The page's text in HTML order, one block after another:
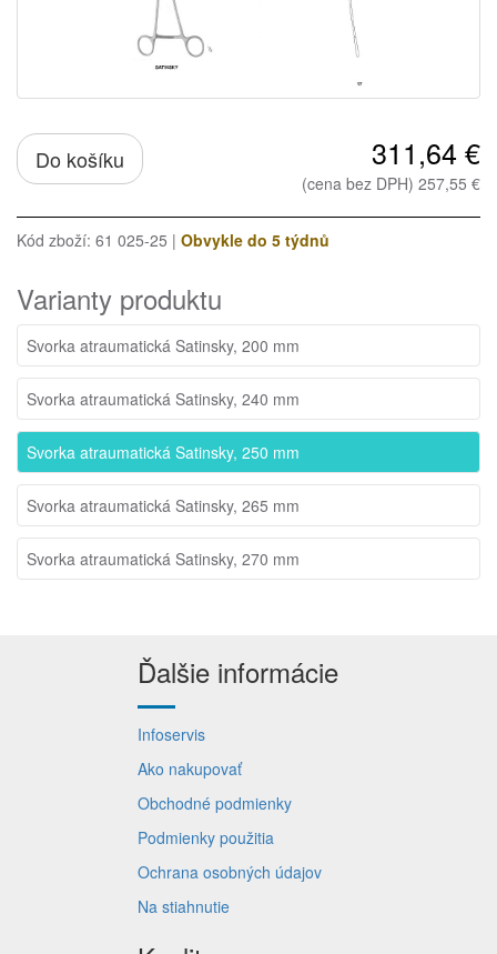
Do košíku 311,64 €
(cena bez DPH) 257,55 €
Kód zboží: 61 025-25 | Obvykle do 5 týdnů
Varianty produktu
Svorka atraumatická Satinsky, 200 mm
Svorka atraumatická Satinsky, 240 mm
Svorka atraumatická Satinsky, 250 mm
Svorka atraumatická Satinsky, 265 mm
Svorka atraumatická Satinsky, 270 mm
Ďalšie informácie
Infoservis
Ako nakupovať
Obchodné podmienky
Podmienky použitia
Ochrana osobných údajov
Na stiahnutie